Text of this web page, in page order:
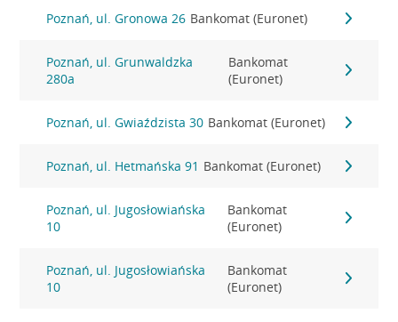
Poznań, ul. Gronowa 26 Bankomat (Euronet)
Poznań, ul. Grunwaldzka
280a
Bankomat
(Euronet)
Poznań, ul. Gwiaździsta 30 Bankomat (Euronet)
Poznań, ul. Hetmańska 91 Bankomat (Euronet)
Poznań, ul. Jugosłowiańska
10
Bankomat
(Euronet)
Poznań, ul. Jugosłowiańska
10
Bankomat
(Euronet)